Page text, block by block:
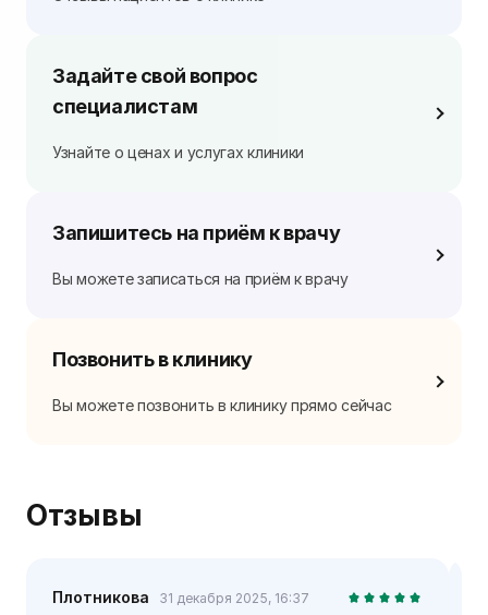
Задайте свой вопрос
специалистам
Узнайте о ценах и услугах клиники
Запишитесь на приём к врачу
Вы можете записаться на приём к врачу
Позвонить в клинику
Вы можете позвонить в клинику прямо сейчас
Отзывы
Плотникова 31 декабря 2025, 16:37